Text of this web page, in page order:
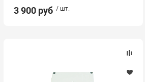
3 900 руб / шт.